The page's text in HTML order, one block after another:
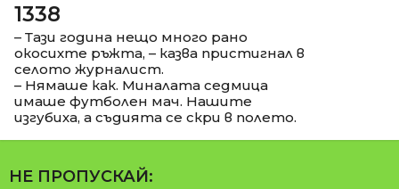
1338
– Тази година нещо много рано
окосихте ръжта, – казва пристигнал в
селото журналист.
– Нямаше как. Миналата седмица
имаше футболен мач. Нашите
изгубиха, а съдията се скри в полето.
НЕ ПРОПУСКАЙ: